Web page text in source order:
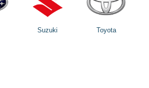
Suzuki Toyota